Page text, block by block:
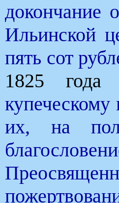
докончание
Ильинской
пять сот
1825
их, на